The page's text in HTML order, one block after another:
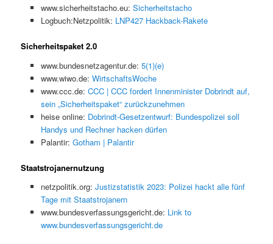
www.sicherheitstacho.eu: Sicherheitstacho
Logbuch:Netzpolitik: LNP427 Hackback-Rakete
Sicherheitspaket 2.0
www.bundesnetzagentur.de: 5(1)(e)
www.wiwo.de: WirtschaftsWoche
www.ccc.de: CCC | CCC fordert Innenminister Dobrindt auf,
sein „Sicherheitspaket“ zurückzunehmen
heise online: Dobrindt-Gesetzentwurf: Bundespolizei soll
Handys und Rechner hacken dürfen
Palantir: Gotham | Palantir
Staatstrojanernutzung
netzpolitik.org: Justizstatistik 2023: Polizei hackt alle fünf
Tage mit Staatstrojanern
www.bundesverfassungsgericht.de: Link to
www.bundesverfassungsgericht.de